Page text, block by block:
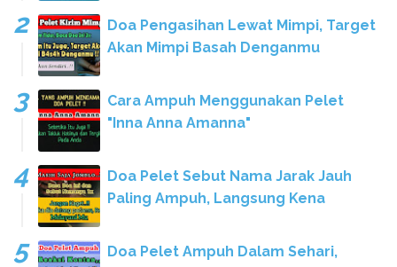
Doa Pengasihan Lewat Mimpi, Target
Akan Mimpi Basah Denganmu
Cara Ampuh Menggunakan Pelet
"Inna Anna Amanna"
Doa Pelet Sebut Nama Jarak Jauh
Paling Ampuh, Langsung Kena
Doa Pelet Ampuh Dalam Sehari,